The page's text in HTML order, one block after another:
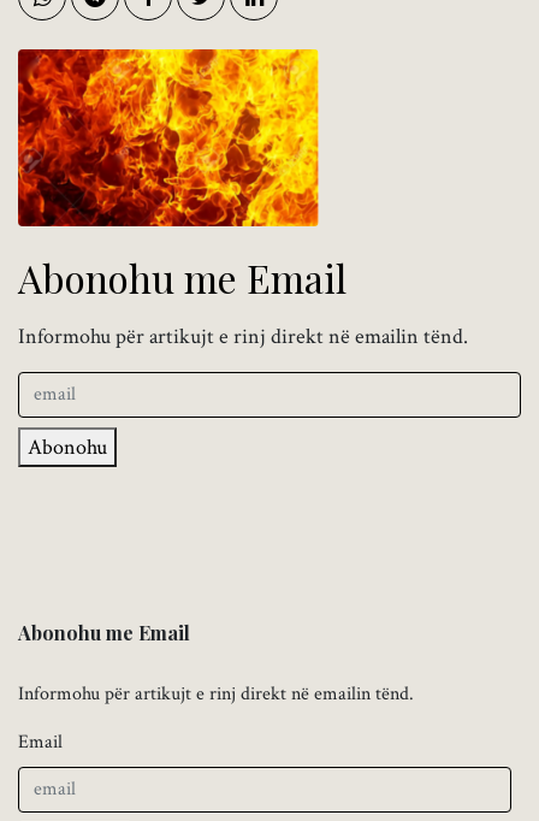
Abonohu me Email
Informohu për artikujt e rinj direkt në emailin tënd.
Abonohu
Abonohu me Email
Informohu për artikujt e rinj direkt në emailin tënd.
Email